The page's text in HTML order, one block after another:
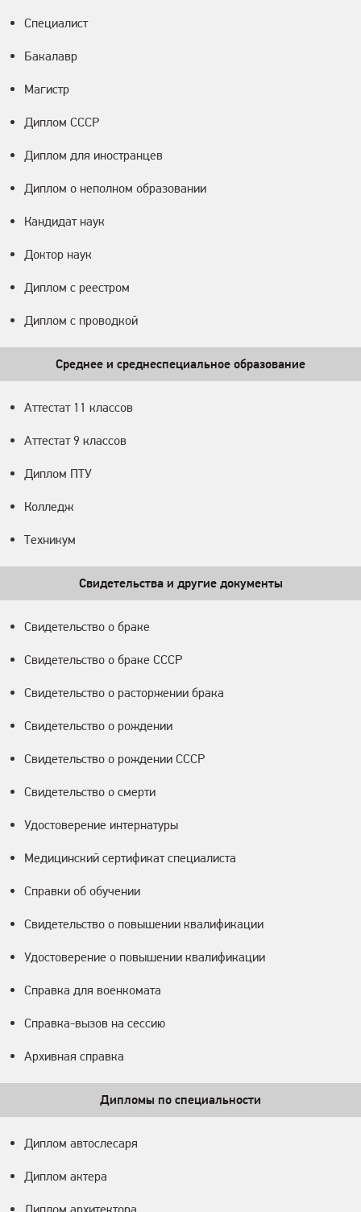
Специалист
Бакалавр
Магистр
Диплом СССР
Диплом для иностранцев
Диплом о неполном образовании
Кандидат наук
Доктор наук
Диплом с реестром
Диплом с проводкой
Среднее и среднеспециальное образование
Аттестат 11 классов
Аттестат 9 классов
Диплом ПТУ
Колледж
Техникум
Свидетельства и другие документы
Свидетельство о браке
Свидетельство о браке СССР
Свидетельство о расторжении брака
Свидетельство о рождении
Свидетельство о рождении СССР
Свидетельство о смерти
Удостоверение интернатуры
Медицинский сертификат специалиста
Справки об обучении
Свидетельство о повышении квалификации
Удостоверение о повышении квалификации
Справка для военкомата
Справка-вызов на сессию
Архивная справка
Дипломы по специальности
Диплом автослесаря
Диплом актера